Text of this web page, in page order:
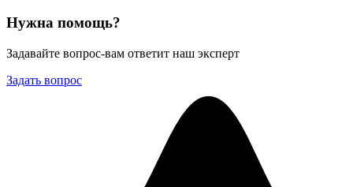
Нужна помощь?
Задавайте вопрос-вам ответит наш эксперт
Задать вопрос